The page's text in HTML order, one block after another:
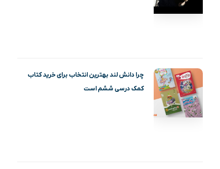
چرا دانش لند بهترین انتخاب برای خرید کتاب
کمک درسی ششم است